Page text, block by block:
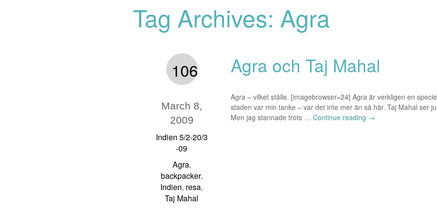
Tag Archives: Agra
Agra och Taj Mahal
Agra – vilket ställe. [imagebrowser=24] Agra är verkligen en
staden var min tanke – var det inte mer än så här. Taj Mahal ser
Men jag stannade trots … Continue reading →
106
March 8,
2009
Indien 5/2-20/3
-09
Agra,
backpacker,
Indien, resa,
Taj Mahal